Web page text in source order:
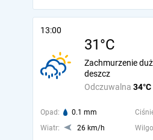
13:00
31°C
Odczuwalna 34°C
Zachmurzenie
deszcz
Opad: 0.1 mm
Wiatr:
26 km/h